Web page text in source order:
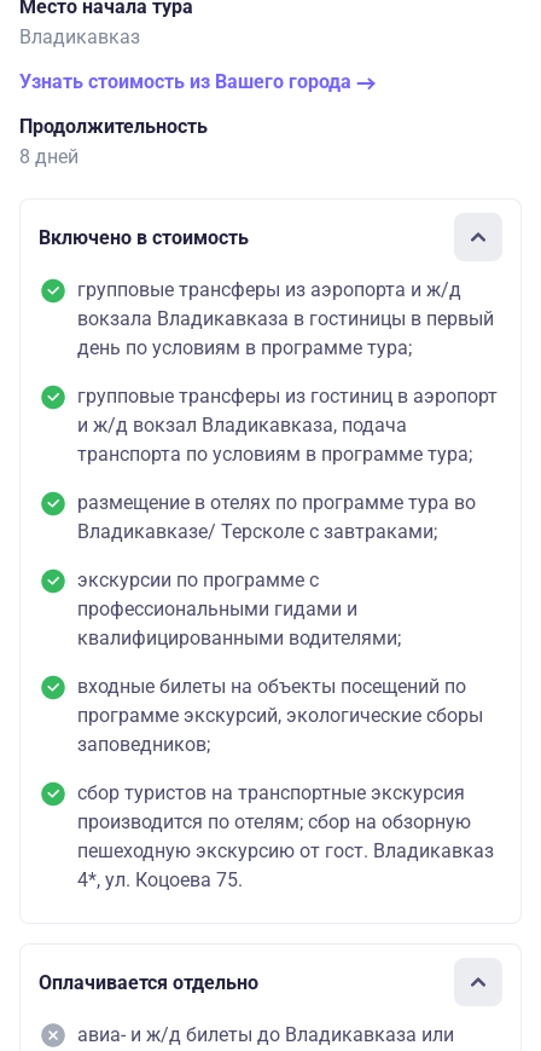
Место начала тура
Владикавказ
Узнать стоимость из Вашего города
Продолжительность
8 дней
Включено в стоимость
групповые трансферы из аэропорта и ж/д
вокзала Владикавказа в гостиницы в первый
день по условиям в программе тура;
групповые трансферы из гостиниц в аэропорт
и ж/д вокзал Владикавказа, подача
транспорта по условиям в программе тура;
размещение в отелях по программе тура во
Владикавказе/ Терсколе с завтраками;
экскурсии по программе с
профессиональными гидами и
квалифицированными водителями;
входные билеты на объекты посещений по
программе экскурсий, экологические сборы
заповедников;
сбор туристов на транспортные экскурсия
производится по отелям; сбор на обзорную
пешеходную экскурсию от гост. Владикавказ
4*, ул. Коцоева 75.
Оплачивается отдельно
авиа- и ж/д билеты до Владикавказа или